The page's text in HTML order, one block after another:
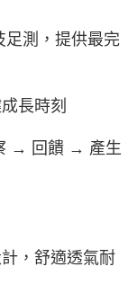
測，提供最完
長時刻
→ 回饋 → 產生
，舒適透氣耐